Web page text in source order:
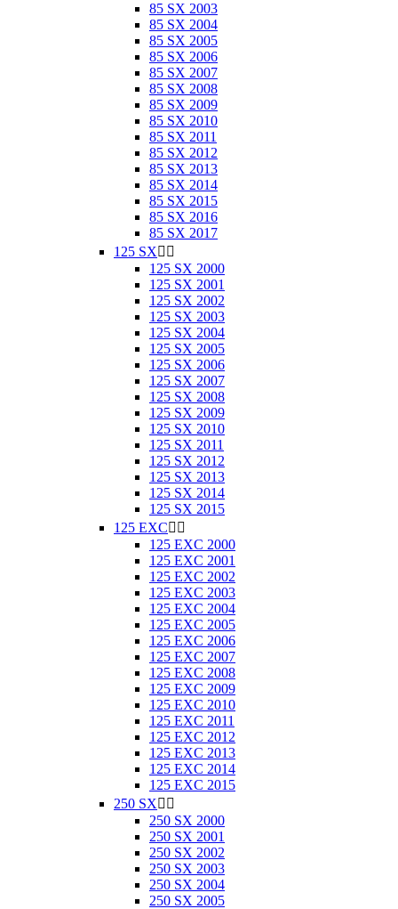
85 SX 2003
85 SX 2004
85 SX 2005
85 SX 2006
85 SX 2007
85 SX 2008
85 SX 2009
85 SX 2010
85 SX 2011
85 SX 2012
85 SX 2013
85 SX 2014
85 SX 2015
85 SX 2016
85 SX 2017
125 SX 
125 SX 2000
125 SX 2001
125 SX 2002
125 SX 2003
125 SX 2004
125 SX 2005
125 SX 2006
125 SX 2007
125 SX 2008
125 SX 2009
125 SX 2010
125 SX 2011
125 SX 2012
125 SX 2013
125 SX 2014
125 SX 2015
125 EXC 
125 EXC 2000
125 EXC 2001
125 EXC 2002
125 EXC 2003
125 EXC 2004
125 EXC 2005
125 EXC 2006
125 EXC 2007
125 EXC 2008
125 EXC 2009
125 EXC 2010
125 EXC 2011
125 EXC 2012
125 EXC 2013
125 EXC 2014
125 EXC 2015
250 SX 
250 SX 2000
250 SX 2001
250 SX 2002
250 SX 2003
250 SX 2004
250 SX 2005